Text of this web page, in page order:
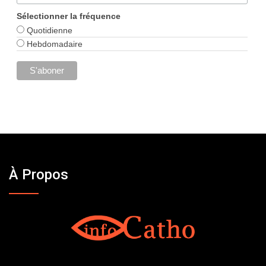
Sélectionner la fréquence
Quotidienne
Hebdomadaire
À Propos